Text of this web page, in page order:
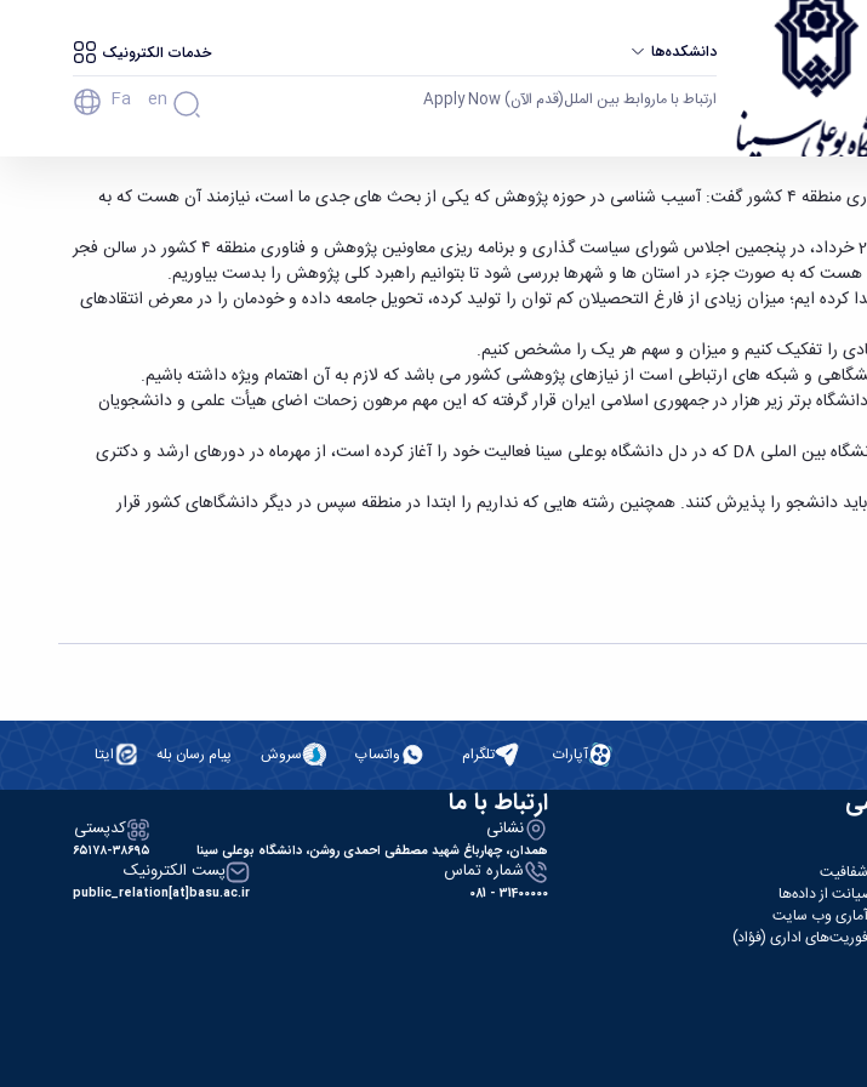
دانشکده‌ها خدمات الکترونیک
ارتباط با ماروابط بین الملل(قدم الآن) Apply Now Fa En
دکتر یعقوب محمدی فر ، در پنجمین اجلاس شورای سیاست گذاری و برنامه ریزی معاونین پژوهش و فناوری منطقه ۴ کشور گفت: آسیب شناسی در حوزه پژوهش که یکی از بحث های جدی ما است، نیازمند آن هست که به
به گزارش روابط عمومی دانشگاه دکتر یعقوب محمدی فر رئیس دانشگاه بوعلی سینا صبح امروز دوشنبه 28 خرداد، در پنجمین اجلاس شورای سیاست گذاری و برنامه ریزی معاونین پژوهش و فناوری منطقه ۴ کشور در سالن فجر
به صورت جزء در استان ها و شهرها بررسی شود تا بتوانیم راهبرد کلی پژوهش را بدست بیاوریم.
ایم؛ میزان زیادی از فارغ التحصیلان کم توان را تولید کرده، تحویل جامعه داده و خودمان را در معرض انتقادهای
را تفکیک کنیم و میزان و سهم هر یک را مشخص کنیم.
و شبکه های ارتباطی است از نیازهای پژوهشی کشور می باشد که لازم به آن اهتمام ویژه داشته باشیم.
رئیس دانشگاه بوعلی سینا در ادامه خاطرنشان کرد: دانشگاه بوعلی سینا در رتبه بندی اخیر لایدن، جزو 23دانشگاه برتر زیر هزار در جمهوری اسلامی ایران قرار گرفته که این مهم مرهون زحمات اضای هیأت علمی و دانشجویان
وی تصریح کرد: سعی داریم که سطح بین الملی دانشگاه بوعلی سینا را نیز افزایش دهیم؛ در این راستا دانشگاه بین الملی D8 که در دل دانشگاه بوعلی سینا فعالیت خود را آغاز کرده است، از مهرماه در دورهای ارشد و دکتری
دانشجو را پذیرش کنند. همچنین رشته هایی که نداریم را ابتدا در منطقه سپس در دیگر دانشگاهای کشور قرار
آپارات تلگرام واتساپ سروش پیام رسان بله ایتا
شفافیت
از داده‌ها
وب‌ سایت
اداری (فؤاد)
ارتباط با ما
نشانی
همدان، چهارباغ شهید مصطفی احمدی روشن، دانشگاه بوعلی سینا
کدپستی
۶۵۱۷۸-۳۸۶۹۵
شماره تماس
31400000 - 081
پست الکترونیک
public_relation[at]basu.ac.ir